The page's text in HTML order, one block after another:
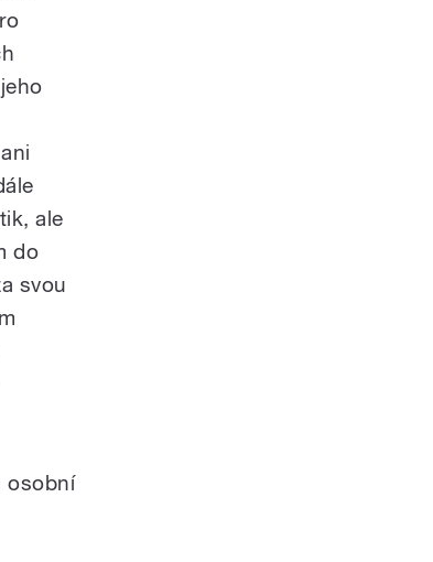
ale
do
svou
osobní